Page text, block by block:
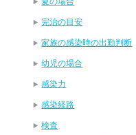
完治の目安
家族の感染時の出勤判断
幼児の場合
感染力
感染経路
検査